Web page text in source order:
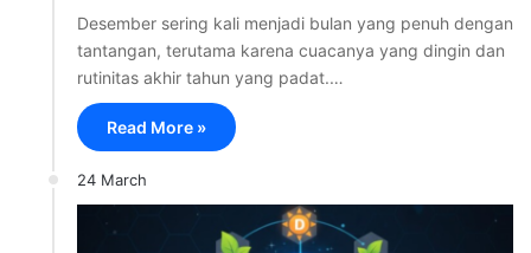
Desember sering kali menjadi bulan yang penuh dengan
tantangan, terutama karena cuacanya yang dingin dan
rutinitas akhir tahun yang padat.…
Read More »
24 March